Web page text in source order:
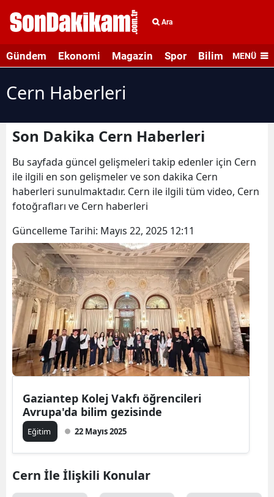
Ara
Gündem Ekonomi Magazin Spor Bilim veMENÜ
Cern Haberleri
Son Dakika Cern Haberleri
Bu sayfada güncel gelişmeleri takip edenler için Cern
ile ilgili en son gelişmeler ve son dakika Cern
haberleri sunulmaktadır. Cern ile ilgili tüm video, Cern
fotoğrafları ve Cern haberleri
Güncelleme Tarihi: Mayıs 22, 2025 12:11
Gaziantep Kolej Vakfı öğrencileri
Avrupa'da bilim gezisinde
Eğitim 22 Mayıs 2025
Cern İle İlişkili Konular